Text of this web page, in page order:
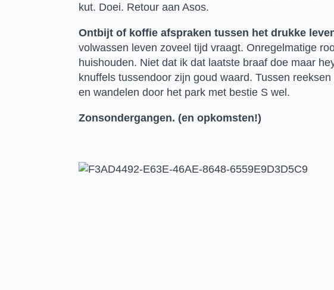
kut. Doei. Retour aan Asos.
Ontbijt of koffie afspraken tussen het drukke
volwassen leven zoveel tijd vraagt. Onregelmatige
huishouden. Niet dat ik dat laatste braaf doe maar
knuffels tussendoor zijn goud waard. Tussen
en wandelen door het park met bestie S wel.
Zonsondergangen. (en opkomsten!)